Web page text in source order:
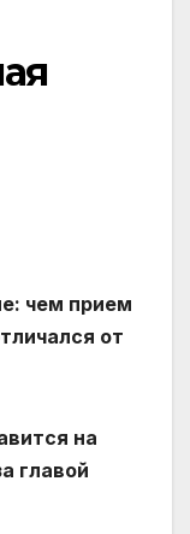
чем прием
от
на
главой